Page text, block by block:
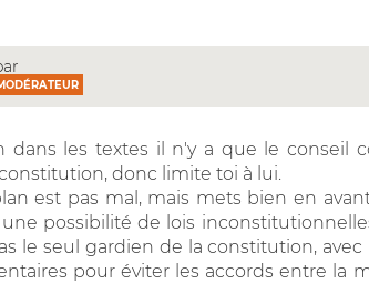
dans les textes il n'y a que le conseil
donc limite toi à lui.
est pas mal, mais mets bien en
possibilité de lois
le seul gardien de la constitution,
pour éviter les accords entre la